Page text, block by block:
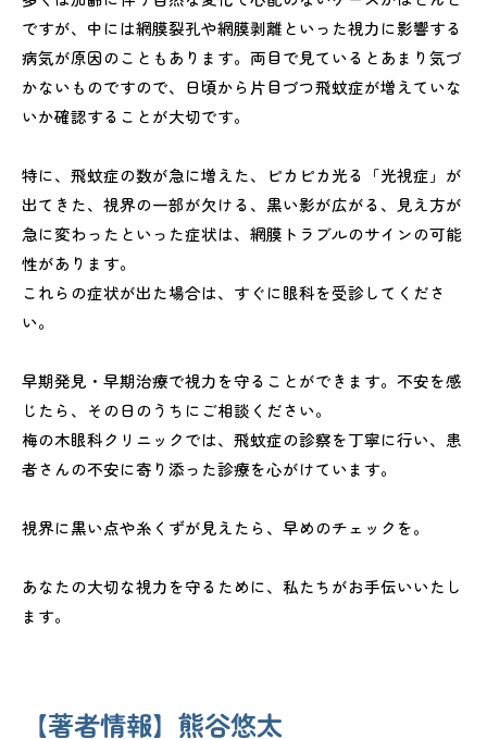
ですが、中には網膜裂孔や網膜剥離といった視力に影響する
病気が原因のこともあります。両目で見ているとあまり気づ
かないものですので、日頃から片目づつ飛蚊症が増えていな
いか確認することが大切です。
特に、飛蚊症の数が急に増えた、ピカピカ光る「光視症」が
出てきた、視界の一部が欠ける、黒い影が広がる、見え方が
急に変わったといった症状は、網膜トラブルのサインの可能
性があります。
これらの症状が出た場合は、すぐに眼科を受診してくださ
い。
早期発見・早期治療で視力を守ることができます。不安を感
じたら、その日のうちにご相談ください。
梅の木眼科クリニックでは、飛蚊症の診察を丁寧に行い、患
者さんの不安に寄り添った診療を心がけています。
視界に黒い点や糸くずが見えたら、早めのチェックを。
あなたの大切な視力を守るために、私たちがお手伝いいたし
ます。
【著者情報】熊谷悠太